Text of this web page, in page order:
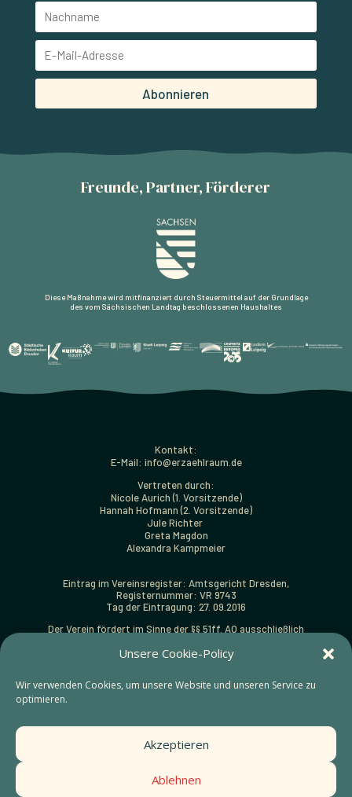
Unsere Cookie-Policy
Wir verwenden Cookies, um unsere Website und unseren Service zu
optimieren.
Akzeptieren
Ablehnen
Abonnieren
Freunde, Partner, Förderer
Diese Maßnahme wird mitfinanziert durch Steuermittel auf der Grundlage
des vom Sächsischen Landtag beschlossenen Haushaltes
Kontakt:
E-Mail: info@erzaehlraum.de
Vertreten durch:
Nicole Aurich (1. Vorsitzende)
Hannah Hofmann (2. Vorsitzende)
Jule Richter
Greta Magdon
Alexandra Kampmeier
Eintrag im Vereinsregister: Amtsgericht Dresden,
Registernummer: VR 9743
Tag der Eintragung: 27. 09.2016
Der Verein fördert im Sinne der §§ 51ff. AO ausschließlich
Förderung von Kunst und Kultur (§ 52 Abs. 2 Satz 1 Nr. 5 AO).
ausgestellt werden.